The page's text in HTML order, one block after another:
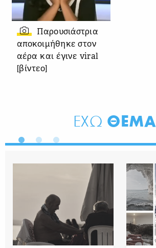
Παρουσιάστρια
αποκοιμήθηκε στον
αέρα και έγινε viral
[βίντεο]
ΕΧΩ ΘΕΜΑ